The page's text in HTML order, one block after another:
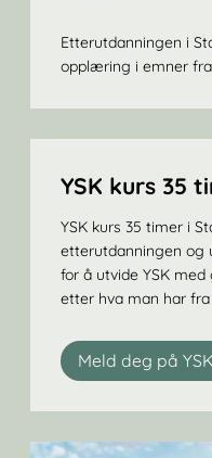
Etterutdanningen i
opplæring i emner fra
YSK kurs 35
YSK kurs 35 timer i
etterutdanningen og
for å utvide YSK
etter hva man har fra
Meld deg på